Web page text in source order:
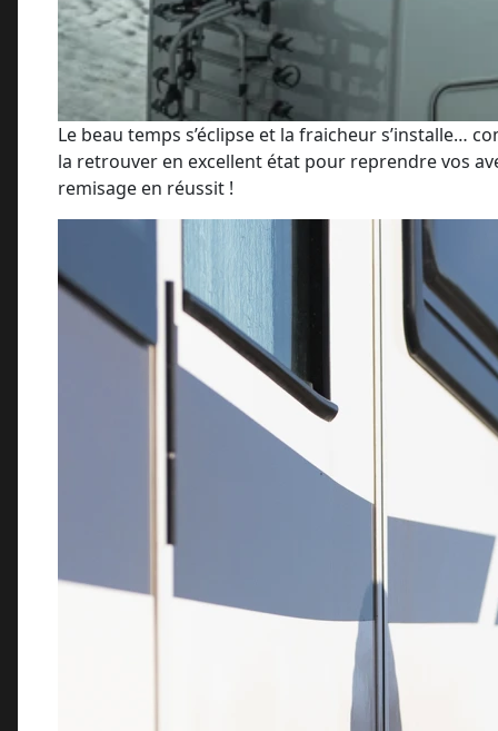
Le beau temps s’éclipse et la fraicheur s’installe…
la retrouver en excellent état pour reprendre vos
remisage en réussit !